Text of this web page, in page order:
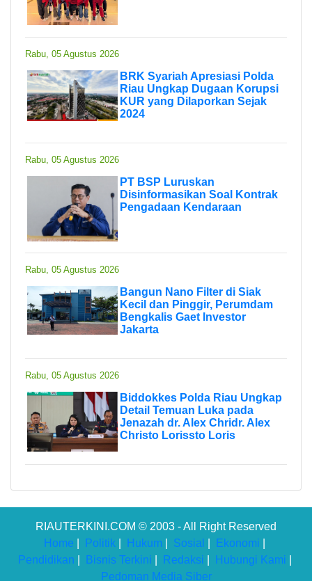
Rabu, 05 Agustus 2026
BRK Syariah Apresiasi Polda
Riau Ungkap Dugaan Korupsi
KUR yang Dilaporkan Sejak
2024
Rabu, 05 Agustus 2026
PT BSP Luruskan
Disinformasikan Soal Kontrak
Pengadaan Kendaraan
Rabu, 05 Agustus 2026
Bangun Nano Filter di Siak
Kecil dan Pinggir, Perumdam
Bengkalis Gaet Investor
Jakarta
Rabu, 05 Agustus 2026
Biddokkes Polda Riau Ungkap
Detail Temuan Luka pada
Jenazah dr. Alex Chridr. Alex
Christo Lorissto Loris
RIAUTERKINI.COM © 2003 - All Right Reserved
Home
Politik Hukum Sosial Ekonomi
Pendidikan
Bisnis Terkini Redaksi Hubungi Kami
Pedoman Media Siber